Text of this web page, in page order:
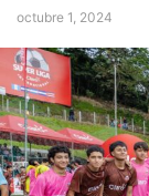
octubre 1, 2024